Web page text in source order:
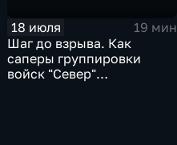
18 июля
19 мин
Шаг до взрыва. Как
саперы группировки
войск "Север"